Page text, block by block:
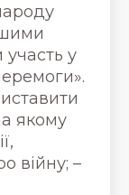
у
якому
війну; –